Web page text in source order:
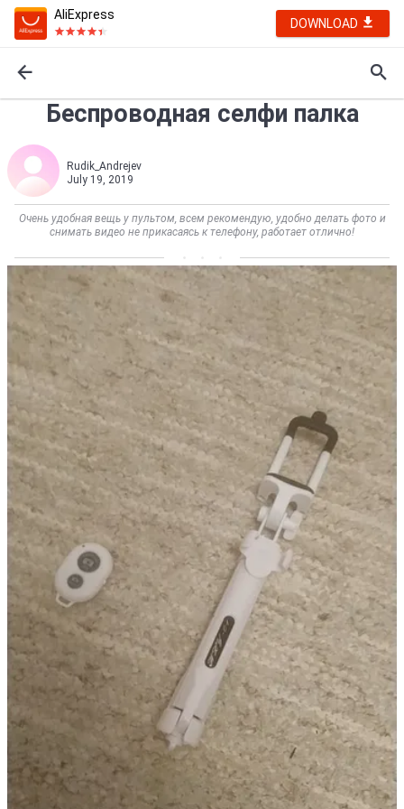
AliExpress
DOWNLOAD
Беспроводная селфи палка
Rudik_Andrejev
July 19, 2019
Очень удобная вещь у пультом, всем рекомендую, удобно делать фото и
снимать видео не прикасаясь к телефону, работает отлично!